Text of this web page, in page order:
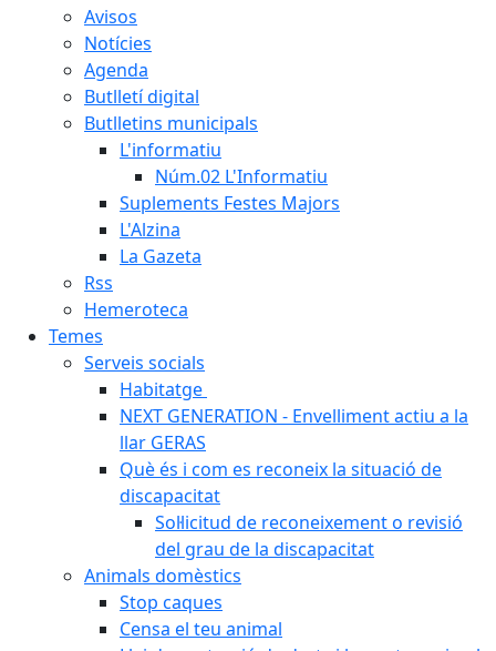
Avisos
Notícies
Agenda
Butlletí digital
Butlletins municipals
L'informatiu
Núm.02 L'Informatiu
Suplements Festes Majors
L'Alzina
La Gazeta
Rss
Hemeroteca
Temes
Serveis socials
Habitatge
NEXT GENERATION - Envelliment actiu a la
llar GERAS
Què és i com es reconeix la situació de
discapacitat
Sol·licitud de reconeixement o revisió
del grau de la discapacitat
Animals domèstics
Stop caques
Censa el teu animal